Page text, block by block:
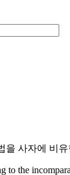
을 사자에 비유
to the